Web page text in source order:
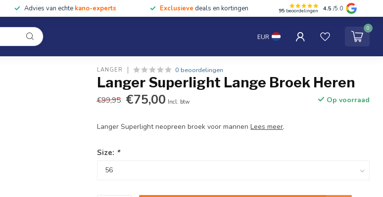
Advies van echte kano-experts Exclusieve deals en kortingen 95 beoordelingen 4.5 /5.0
EUR
0
Uitrusting Accessoires Cursussen & Tochten Tentipi Blog Spaar punten
Contact
Onze winkel
LANGER 0 beoordelingen
Langer Superlight Lange Broek Heren
€99,95 €75,00 Incl. btw Op voorraad
Langer Superlight neopreen broek voor mannenLees meer.
Size: *